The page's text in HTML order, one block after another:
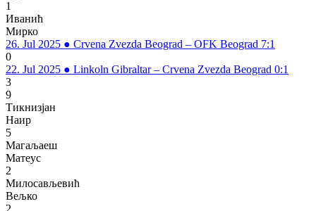
1
Иванић
Мирко
26. Jul 2025 ● Crvena Zvezda Beograd – OFK Beograd 7:1
0
22. Jul 2025 ● Linkoln Gibraltar – Crvena Zvezda Beograd 0:1
3
9
Тикнизјан
Наир
5
Магаљаеш
Матеус
2
Милосављевић
Вељко